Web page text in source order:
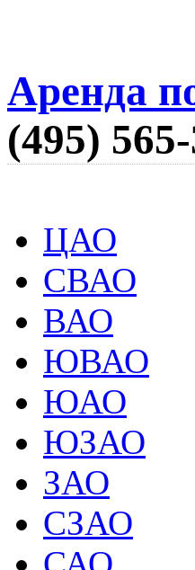
Аренда
(495)
ЦАО
СВАО
ВАО
ЮВАО
ЮАО
ЮЗАО
ЗАО
СЗАО